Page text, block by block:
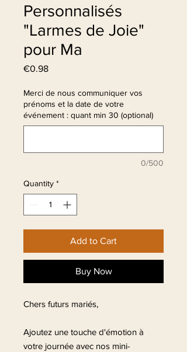
Personnalisés
"Larmes de Joie"
pour Ma
€0.98Price
Merci de nous communiquer vos
prénoms et la date de votre
événement : quant min 30 (optional)
0/500
Quantity *
Add to Cart
Buy Now
Chers futurs mariés,
Ajoutez une touche d'émotion à
votre journée avec nos mini-